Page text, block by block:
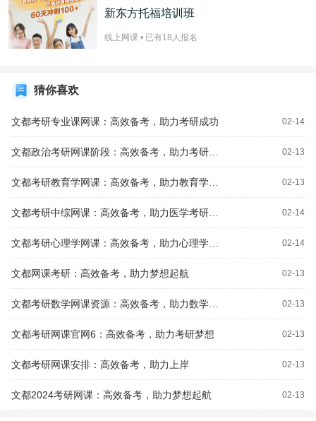
新东方托福培训班
线上网课 • 已有18 人报名
猜你喜欢
文都考研专业课网课：高效备考，助力考研成功 02-14
02-13
02-13
02-14
02-14
文都网课考研：高效备考，助力梦想起航 02-13
02-13
文都考研网课官网6：高效备考，助力考研梦想 02-13
文都考研网课安排：高效备考，助力上岸 02-13
文都2024考研网课：高效备考，助力梦想起航 02-13